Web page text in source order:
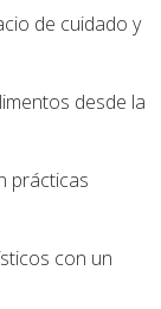
de cuidado y
desde la
prácticas
con un